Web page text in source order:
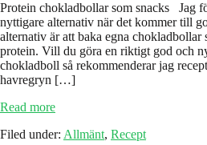
Protein chokladbollar som snacks Jag
nyttigare alternativ när det kommer till
alternativ är att baka egna chokladbollar
protein. Vill du göra en riktigt god och
chokladboll så rekommenderar jag
havregryn […]
Read moreProtein
Filed under: Allmänt, Recept